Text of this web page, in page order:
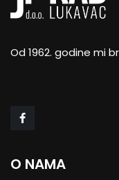
Od 1962. godine mi
O NAMA